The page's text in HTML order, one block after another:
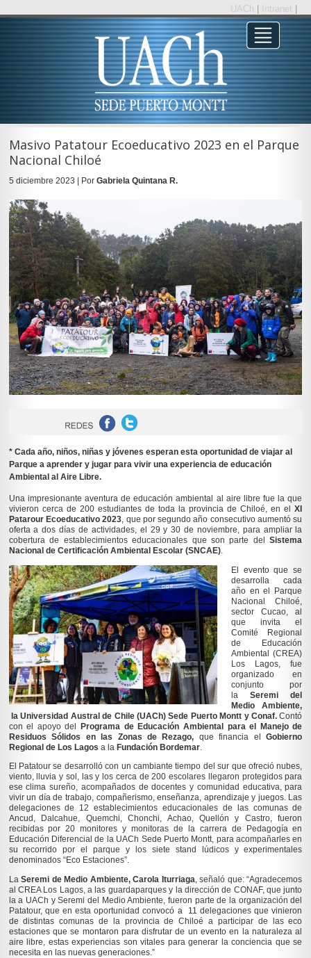
UACh Intranet
Masivo Patatour Ecoeducativo 2023 en el Parque
Nacional Chiloé
5 diciembre 2023 | Por Gabriela Quintana R.
* Cada año, niños, niñas y jóvenes esperan esta oportunidad de viajar al
Parque a aprender y jugar para vivir una experiencia de educación
Ambiental al Aire Libre.
Una impresionante aventura de educación ambiental al aire libre fue la que
vivieron cerca de 200 estudiantes de toda la provincia de Chiloé, en elXI
Patarour Ecoeducativo 2023, que por segundo año consecutivo aumentó su
oferta a dos días de actividades, el 29 y 30 de noviembre, para ampliar la
cobertura de establecimientos educacionales que son parte delSistema
Nacional de Certificación Ambiental Escolar (SNCAE).
El evento que se
desarrolla cada
año en el Parque
Nacional Chiloé,
sector Cucao, al
que invita el
Comité Regional
de Educación
Ambiental (CREA)
Los Lagos, fue
organizado en
conjunto por
la Seremi del
Medio Ambiente,
la Universidad Austral de Chile (UACh) Sede Puerto Montt y Conaf.Contó
con el apoyo delPrograma de Educación Ambiental para el Manejo de
Residuos Sólidos en las Zonas de Rezago, que financia elGobierno
Regional de Los Lagos a la Fundación Bordemar.
El Patatour se desarrolló con un cambiante tiempo del sur que ofreció nubes,
viento, lluvia y sol, las y los cerca de 200 escolares llegaron protegidos para
ese clima sureño, acompañados de docentes y comunidad educativa, para
vivir un día de trabajo, compañerismo, enseñanza, aprendizaje y juegos. Las
delegaciones de 12 establecimientos educacionales de las comunas de
Ancud, Dalcahue, Quemchi, Chonchi, Achao, Quellón y Castro, fueron
recibidas por 20 monitores y monitoras de la carrera de Pedagogía en
Educación Diferencial de la UACh Sede Puerto Montt, para acompañarles en
su recorrido por el parque y los siete stand lúdicos y experimentales
denominados “Eco Estaciones”.
LaSeremi de Medio Ambiente, Carola Iturriaga , señaló que: “Agradecemos
al CREA Los Lagos, a las guardaparques y la dirección de CONAF, que junto
la a UACh y Seremi del Medio Ambiente, fueron parte de la organización del
Patatour, que en esta oportunidad convocó a 11 delegaciones que vinieron
de distintas comunas de la provincia de Chiloé a participar de las eco
estaciones que se montaron para disfrutar de un evento en la naturaleza al
aire libre, estas experiencias son vitales para generar la conciencia que se
necesita en las nuevas generaciones.”